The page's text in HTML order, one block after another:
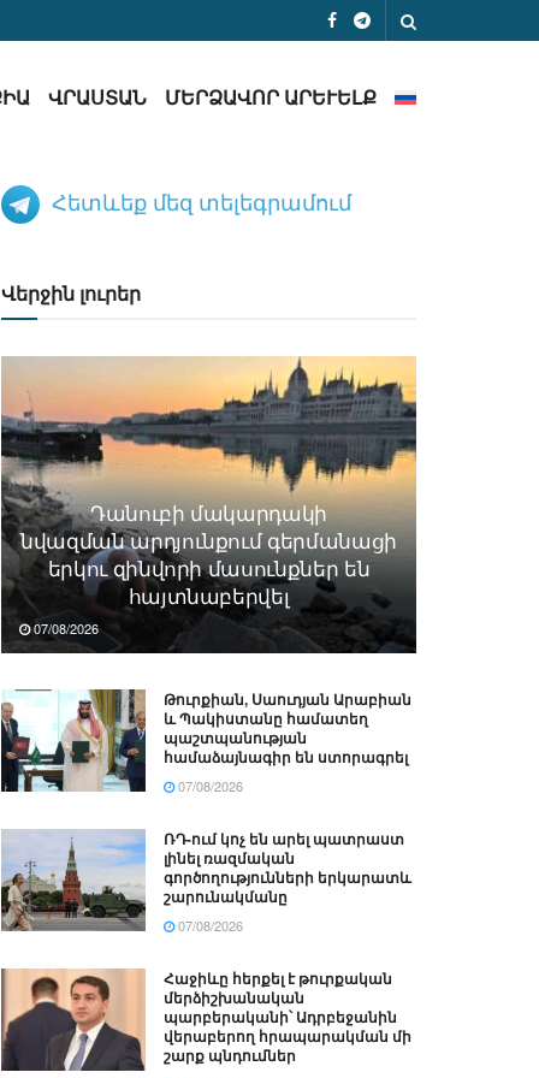
ՎՐԱՍՏԱՆ ՄԵՐՁԱՎՈՐ ԱՐԵՒԵԼՔ
Հետևեք մեզ տելեգրամում
Վերջին լուրեր
Դանուբի մակարդակի
նվազման արդյունքում գերմանացի
երկու զինվորի մասունքներ են
հայտնաբերվել
07/08/2026
Թուրքիան, Սաուդյան Արաբիան
և Պակիստանը համատեղ
պաշտպանության
համաձայնագիր են ստորագրել
07/08/2026
ՌԴ-ում կոչ են արել պատրաստ
լինել ռազմական
գործողությունների երկարատև
շարունակմանը
07/08/2026
Հաջիևը հերքել է թուրքական
մերձիշխանական
պարբերականի՝ Ադրբեջանին
վերաբերող հրապարակման մի
շարք պնդումներ